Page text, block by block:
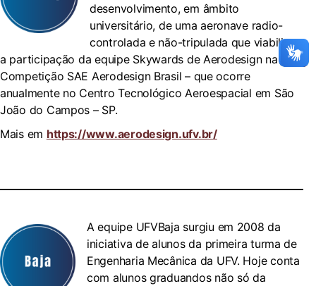
desenvolvimento, em âmbito
universitário, de uma aeronave radio-
controlada e não-tripulada que viabilize
a participação da equipe Skywards de Aerodesign na
Competição SAE Aerodesign Brasil – que ocorre
anualmente no Centro Tecnológico Aeroespacial em São
João do Campos – SP.
Mais em https://www.aerodesign.ufv.br/
A equipe UFVBaja surgiu em 2008 da
iniciativa de alunos da primeira turma de
Engenharia Mecânica da UFV. Hoje conta
com alunos graduandos não só da